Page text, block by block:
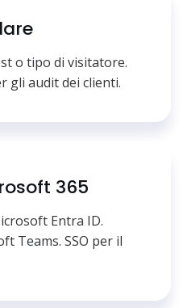
o tipo di visitatore.
gli audit dei clienti.
365
Entra ID.
Teams. SSO per il